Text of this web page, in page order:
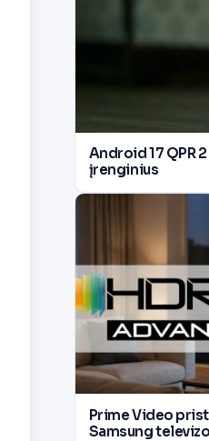
Android 17 QPR
įrenginius
Prime Video
Samsung